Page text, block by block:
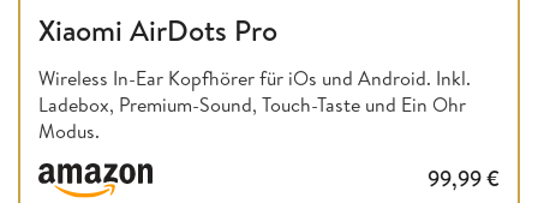
Xiaomi AirDots Pro
Wireless In-Ear Kopfhörer für iOs und Android. Inkl.
Ladebox, Premium-Sound, Touch-Taste und Ein Ohr
Modus.
99,99€